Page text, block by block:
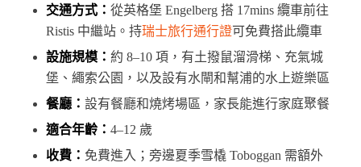
交通方式： 從英格堡 Engelberg 搭 17mins 纜車前往
Ristis 中繼站。持瑞士旅行通行證可免費搭此纜車
設施規模： 約 8–10 項，有土撥鼠溜滑梯、充氣城
堡、繩索公園，以及設有水閘和幫浦的水上遊樂區
餐廳： 設有餐廳和燒烤場區，家長能進行家庭聚餐
適合年齡： 4–12 歲
收費： 免費進入；旁邊夏季雪橇 Toboggan 需額外